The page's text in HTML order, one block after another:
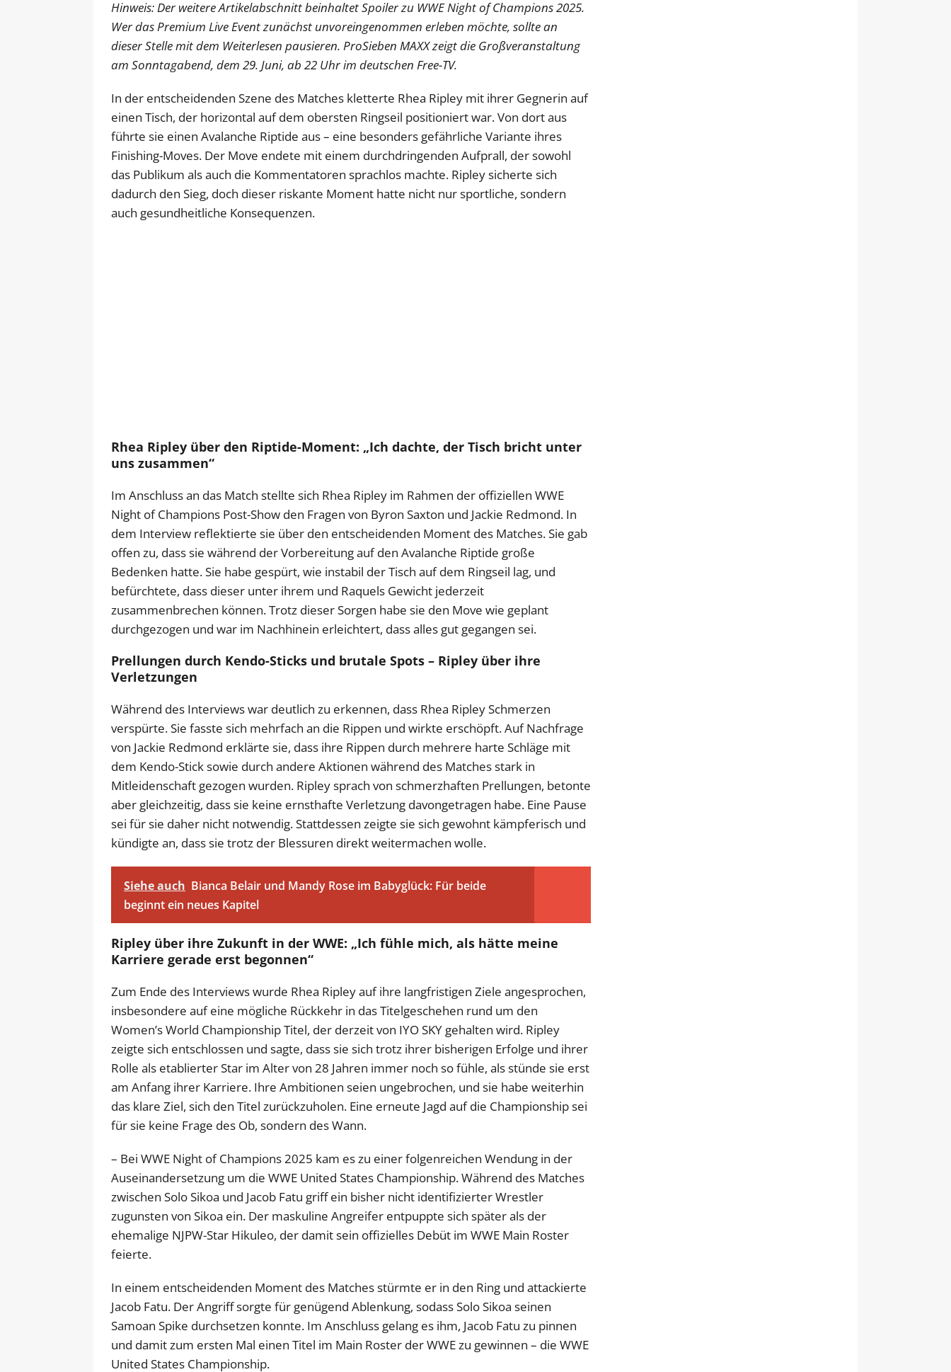
Hinweis: Der weitere Artikelabschnitt beinhaltet Spoiler zu WWE Night of Champions 2025.
Wer das Premium Live Event zunächst unvoreingenommen erleben möchte, sollte an
dieser Stelle mit dem Weiterlesen pausieren. ProSieben MAXX zeigt die Großveranstaltung
am Sonntagabend, dem 29. Juni, ab 22 Uhr im deutschen Free-TV.
In der entscheidenden Szene des Matches kletterte Rhea Ripley mit ihrer Gegnerin auf
einen Tisch, der horizontal auf dem obersten Ringseil positioniert war. Von dort aus
führte sie einen Avalanche Riptide aus – eine besonders gefährliche Variante ihres
Finishing-Moves. Der Move endete mit einem durchdringenden Aufprall, der sowohl
das Publikum als auch die Kommentatoren sprachlos machte. Ripley sicherte sich
dadurch den Sieg, doch dieser riskante Moment hatte nicht nur sportliche, sondern
auch gesundheitliche Konsequenzen.
Rhea Ripley über den Riptide-Moment: „Ich dachte, der Tisch bricht unter
uns zusammen“
Im Anschluss an das Match stellte sich Rhea Ripley im Rahmen der offiziellen WWE
Night of Champions Post-Show den Fragen von Byron Saxton und Jackie Redmond. In
dem Interview reflektierte sie über den entscheidenden Moment des Matches. Sie gab
offen zu, dass sie während der Vorbereitung auf den Avalanche Riptide große
Bedenken hatte. Sie habe gespürt, wie instabil der Tisch auf dem Ringseil lag, und
befürchtete, dass dieser unter ihrem und Raquels Gewicht jederzeit
zusammenbrechen können. Trotz dieser Sorgen habe sie den Move wie geplant
durchgezogen und war im Nachhinein erleichtert, dass alles gut gegangen sei.
Prellungen durch Kendo-Sticks und brutale Spots – Ripley über ihre
Verletzungen
Während des Interviews war deutlich zu erkennen, dass Rhea Ripley Schmerzen
verspürte. Sie fasste sich mehrfach an die Rippen und wirkte erschöpft. Auf Nachfrage
von Jackie Redmond erklärte sie, dass ihre Rippen durch mehrere harte Schläge mit
dem Kendo-Stick sowie durch andere Aktionen während des Matches stark in
Mitleidenschaft gezogen wurden. Ripley sprach von schmerzhaften Prellungen, betonte
aber gleichzeitig, dass sie keine ernsthafte Verletzung davongetragen habe. Eine Pause
sei für sie daher nicht notwendig. Stattdessen zeigte sie sich gewohnt kämpferisch und
kündigte an, dass sie trotz der Blessuren direkt weitermachen wolle.
Siehe auch Bianca Belair und Mandy Rose im Babyglück: Für beide
beginnt ein neues Kapitel
Ripley über ihre Zukunft in der WWE: „Ich fühle mich, als hätte meine
Karriere gerade erst begonnen“
Zum Ende des Interviews wurde Rhea Ripley auf ihre langfristigen Ziele angesprochen,
insbesondere auf eine mögliche Rückkehr in das Titelgeschehen rund um den
Women’s World Championship Titel, der derzeit von IYO SKY gehalten wird. Ripley
zeigte sich entschlossen und sagte, dass sie sich trotz ihrer bisherigen Erfolge und ihrer
Rolle als etablierter Star im Alter von 28 Jahren immer noch so fühle, als stünde sie erst
am Anfang ihrer Karriere. Ihre Ambitionen seien ungebrochen, und sie habe weiterhin
das klare Ziel, sich den Titel zurückzuholen. Eine erneute Jagd auf die Championship sei
für sie keine Frage des Ob, sondern des Wann.
– Bei WWE Night of Champions 2025 kam es zu einer folgenreichen Wendung in der
Auseinandersetzung um die WWE United States Championship. Während des Matches
zwischen Solo Sikoa und Jacob Fatu griff ein bisher nicht identifizierter Wrestler
zugunsten von Sikoa ein. Der maskuline Angreifer entpuppte sich später als der
ehemalige NJPW-Star Hikuleo, der damit sein offizielles Debüt im WWE Main Roster
feierte.
In einem entscheidenden Moment des Matches stürmte er in den Ring und attackierte
Jacob Fatu. Der Angriff sorgte für genügend Ablenkung, sodass Solo Sikoa seinen
Samoan Spike durchsetzen konnte. Im Anschluss gelang es ihm, Jacob Fatu zu pinnen
und damit zum ersten Mal einen Titel im Main Roster der WWE zu gewinnen – die WWE
United States Championship.